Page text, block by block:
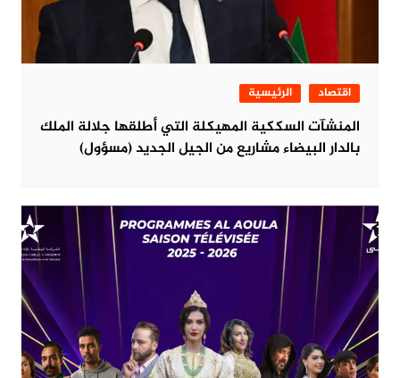
اقتصاد الرئيسية
المنشآت السككية المهيكلة التي أطلقها جلالة الملك
بالدار البيضاء مشاريع من الجيل الجديد (مسؤول)